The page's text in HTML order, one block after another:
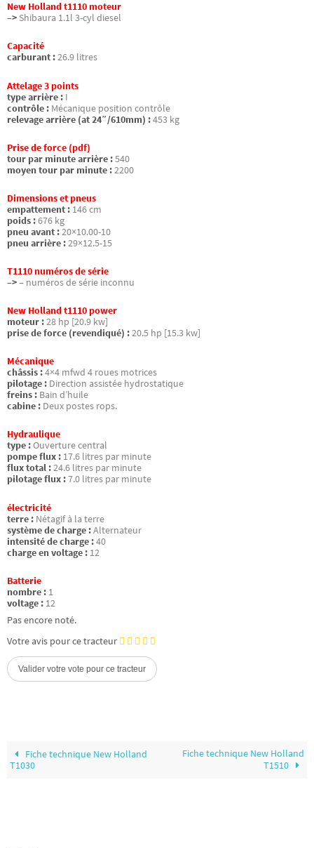
New Holland t1110 moteur
–> Shibaura 1.1l 3-cyl diesel
Capacité
carburant :26.9 litres
Attelage 3 points
type arrière : I
contrôle : Mécanique position contrôle
relevage arrière (at 24″/610mm) :453 kg
Prise de force (pdf)
tour par minute arrière :540
moyen tour par minute :2200
Dimensions et pneus
empattement : 146 cm
poids :676 kg
pneu avant :20×10.00-10
pneu arrière :29×12.5-15
T1110 numéros de série
–>– numéros de série inconnu
New Holland t1110 power
moteur :28 hp [20.9 kw]
prise de force (revendiqué) :20.5 hp [15.3 kw]
Mécanique
châssis :4×4 mfwd 4 roues motrices
pilotage : Direction assistée hydrostatique
freins : Bain d’huile
cabine : Deux postes rops.
Hydraulique
type :Ouverture central
pompe flux : 17.6 litres par minute
flux total :24.6 litres par minute
pilotage flux :7.0 litres par minute
électricité
terre : Nétagif à la terre
système de charge :Alternateur
intensité de charge :40
charge en voltage : 12
Batterie
nombre : 1
voltage : 12
Pas encore noté.
Votre avis pour ce tracteur
Fiche technique New Holland
T1030
Fiche technique New Holland
T1510